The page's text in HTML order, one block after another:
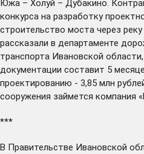
Южа – Холуй – Дубакино.
конкурса на разработку
строительство моста через
рассказали в департаменте
транспорта Ивановской
документации составит 5
проектированию - 3,85 млн
сооружения займется компания
***
В Правительстве Ивановской